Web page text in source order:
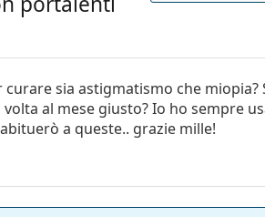
sia astigmatismo che miopia?
al mese giusto? Io ho sempre
a queste.. grazie mille!